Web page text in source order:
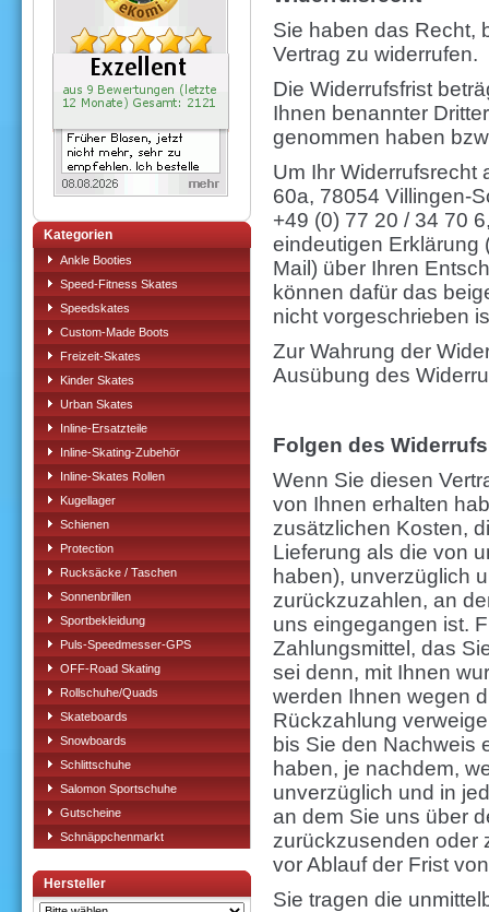
Kategorien
Ankle Booties
Speed-Fitness Skates
Speedskates
Custom-Made Boots
Freizeit-Skates
Kinder Skates
Urban Skates
Inline-Ersatzteile
Inline-Skating-Zubehör
Inline-Skates Rollen
Kugellager
Schienen
Protection
Rucksäcke / Taschen
Sonnenbrillen
Sportbekleidung
Puls-Speedmesser-GPS
OFF-Road Skating
Rollschuhe/Quads
Skateboards
Snowboards
Schlittschuhe
Salomon Sportschuhe
Gutscheine
Schnäppchenmarkt
Hersteller
Sie haben das Recht,
Vertrag zu widerrufen.
Die Widerrufsfrist
Ihnen benannter
genommen haben
Um Ihr Widerrufsrecht
60a, 78054 Villingen-
+49 (0) 77 20 / 34 70
eindeutigen Erklärung
Mail) über Ihren
können dafür das
nicht vorgeschrieben
Zur Wahrung der
Ausübung des
Folgen des Widerrufs
Wenn Sie diesen
von Ihnen erhalten
zusätzlichen Kosten,
Lieferung als die von
haben), unverzüglich
zurückzuzahlen, an
uns eingegangen ist.
Zahlungsmittel, das
sei denn, mit Ihnen
werden Ihnen wegen
Rückzahlung
bis Sie den Nachweis
haben, je nachdem,
unverzüglich und in
an dem Sie uns über
zurückzusenden oder
vor Ablauf der Frist
Sie tragen die